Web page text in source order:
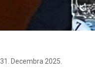
31. Decembra 2025.